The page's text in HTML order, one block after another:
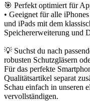
🎯 Perfekt optimiert für
• Geeignet für alle
und iPads mit dem
Speichererweiterung und
💡 Suchst du nach
robusten Schutzgläsern
Für das perfekte
Qualitätsartikel separat
Schau einfach in unseren
vervollständigen.